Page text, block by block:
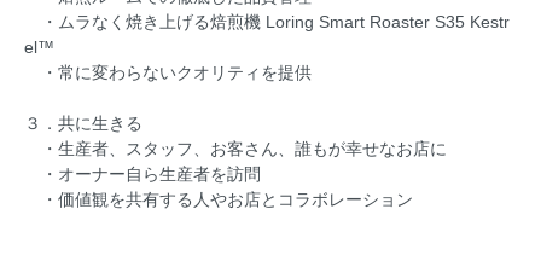
・ムラなく焼き上げる焙煎機 Loring Smart Roaster S35 Kestr
el™
・常に変わらないクオリティを提供
３．共に生きる
・生産者、スタッフ、お客さん、誰もが幸せなお店に
・オーナー自ら生産者を訪問
・価値観を共有する人やお店とコラボレーション